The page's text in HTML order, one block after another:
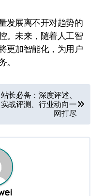
发展离不开对趋势的
。未来，随着人工智
更加智能化，为用户
站长必备：深度评述、
实战评测、行业动向一
网打尽